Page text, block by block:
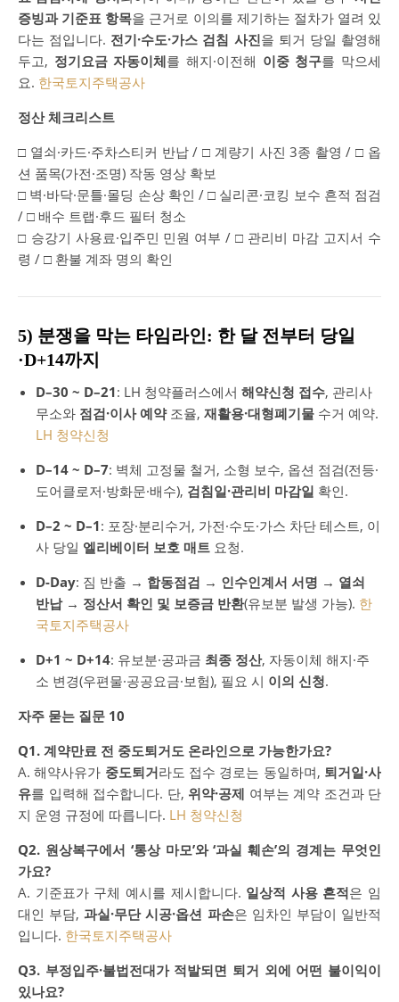
증빙과 기준표 항목을 근거로 이의를 제기하는 절차가 열려 있
다는 점입니다. 전기·수도·가스 검침 사진을 퇴거 당일 촬영해
두고, 정기요금 자동이체를 해지·이전해 이중 청구를 막으세
요. 한국토지주택공사
정산 체크리스트
□ 열쇠·카드·주차스티커 반납 / □ 계량기 사진 3종 촬영 / □ 옵
션 품목(가전·조명) 작동 영상 확보
□ 벽·바닥·문틀·몰딩 손상 확인 / □ 실리콘·코킹 보수 흔적 점검
/ □ 배수 트랩·후드 필터 청소
□ 승강기 사용료·입주민 민원 여부 / □ 관리비 마감 고지서 수
령 / □ 환불 계좌 명의 확인
5) 분쟁을 막는 타임라인: 한 달 전부터 당일
·D+14까지
D–30 ~ D–21: LH 청약플러스에서 해약신청 접수, 관리사
무소와 점검·이사 예약조율, 재활용·대형폐기물 수거 예약.
LH 청약신청
D–14 ~ D–7: 벽체 고정물 철거, 소형 보수, 옵션 점검(전등·
도어클로저·방화문·배수), 검침일·관리비 마감일 확인.
D–2 ~ D–1: 포장·분리수거, 가전·수도·가스 차단 테스트, 이
사 당일 엘리베이터 보호 매트 요청.
D-Day: 짐 반출 → 합동점검 → 인수인계서 서명 → 열쇠
반납→ 정산서 확인 및 보증금 반환(유보분 발생 가능). 한
국토지주택공사
D+1 ~ D+14: 유보분·공과금 최종 정산, 자동이체 해지·주
소 변경(우편물·공공요금·보험), 필요 시 이의 신청.
자주 묻는 질문 10
Q1. 계약만료 전 중도퇴거도 온라인으로 가능한가요?
A. 해약사유가 중도퇴거라도 접수 경로는 동일하며, 퇴거일·사
유를 입력해 접수합니다. 단, 위약·공제 여부는 계약 조건과 단
지 운영 규정에 따릅니다. LH 청약신청
Q2. 원상복구에서 ‘통상 마모’와 ‘과실 훼손’의 경계는 무엇인
가요?
A. 기준표가 구체 예시를 제시합니다. 일상적 사용 흔적은 임
대인 부담,과실·무단 시공·옵션 파손은 임차인 부담이 일반적
입니다. 한국토지주택공사
Q3. 부정입주·불법전대가 적발되면 퇴거 외에 어떤 불이익이
있나요?